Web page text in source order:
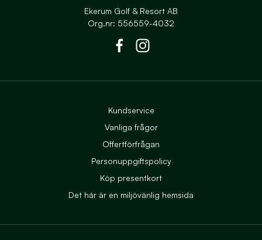
Ekerum Golf & Resort AB
Org.nr: 556559-4032
Kundservice
Vanliga frågor
Offertförfrågan
Personuppgiftspolicy
Köp presentkort
Det här är en miljövänlig hemsida